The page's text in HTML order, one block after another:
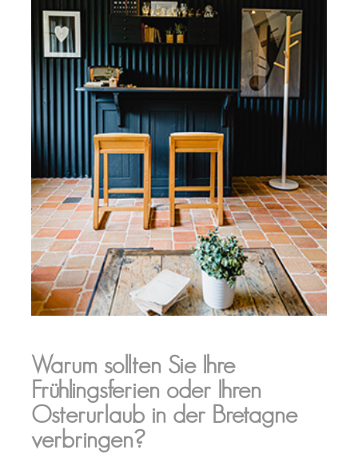
Warum sollten Sie Ihre
Frühlingsferien oder Ihren
Osterurlaub in der Bretagne
verbringen?